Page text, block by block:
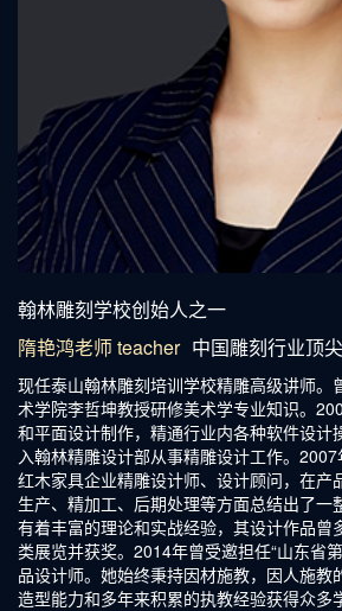
翰林雕刻学校创始人之一
隋艳鸿老师 teacher 中国雕刻行业顶
现任泰山翰林雕刻培训学校精雕高级讲师。
术学院李哲坤教授研修美术学专业知识。
和平面设计制作，精通行业内各种软件设计
入翰林精雕设计部从事精雕设计工作。
红木家具企业精雕设计师、设计顾问，在产
生产、精加工、后期处理等方面总结出了一
有着丰富的理论和实战经验，其设计作品曾
类展览并获奖。2014年曾受邀担任“山东省
品设计师。她始终秉持因材施教，因人施教
造型能力和多年来积累的执教经验获得众多